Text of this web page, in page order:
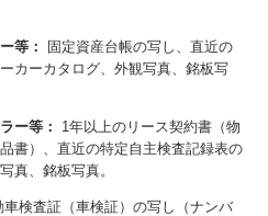
等：
固定資産台帳の写し、直近の
カーカタログ、外観写真、銘板写
ー等：
1年以上のリース契約書（物
書）、直近の特定自主検査記録表の
真、銘板写真。
車検査証（車検証）の写し（ナンバ